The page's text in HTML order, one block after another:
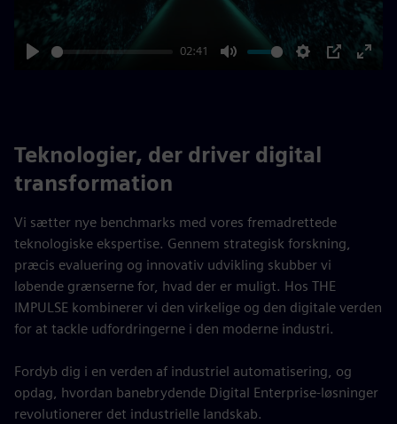
02:41
Teknologier, der driver digital
transformation
Vi sætter nye benchmarks med vores fremadrettede
teknologiske ekspertise. Gennem strategisk forskning,
præcis evaluering og innovativ udvikling skubber vi
løbende grænserne for, hvad der er muligt. Hos THE
IMPULSE kombinerer vi den virkelige og den digitale verden
for at tackle udfordringerne i den moderne industri.
Fordyb dig i en verden af industriel automatisering, og
opdag, hvordan banebrydende Digital Enterprise-løsninger
revolutionerer det industrielle landskab.